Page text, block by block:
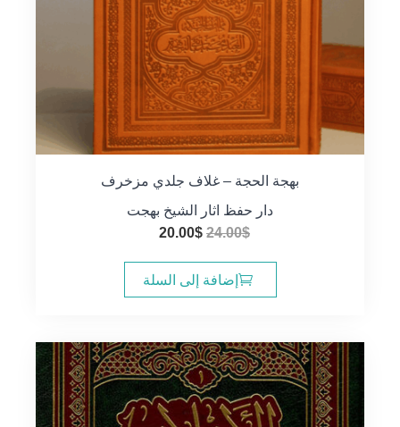
بهجة الحجة – غلاف جلدي مزخرف
دار حفظ اثار الشيخ بهجت
24.00$
السعر
هو:
24.00$.
20.00$
هو:
20.00$.
إضافة إلى السلة